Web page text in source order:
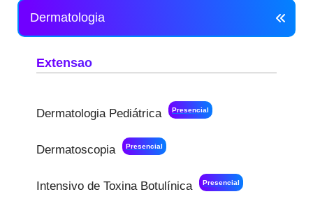
Dermatologia
Extensao
Dermatologia Pediátrica Presencial
Dermatoscopia Presencial
Intensivo de Toxina Botulínica Presencial